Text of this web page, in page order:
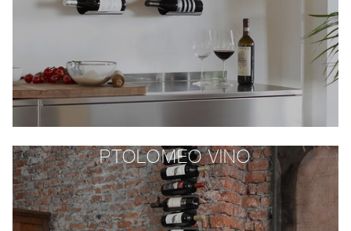
PTOLOMEO VINO